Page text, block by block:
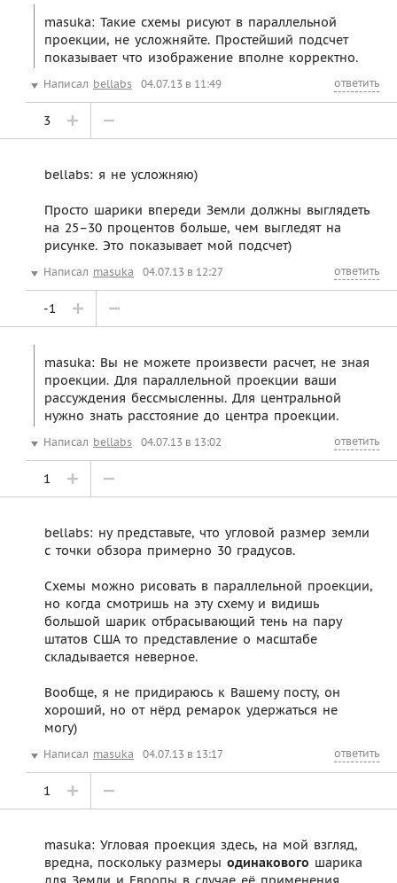
masuka: Такие схемы рисуют в параллельной
проекции, не усложняйте. Простейший подсчет
показывает что изображение вполне корректно.
Написал bellabs 04.07.13 в 11:49 ответить
3
bellabs: я не усложняю)
Просто шарики впереди Земли должны выглядеть
на 25–30 процентов больше, чем выгледят на
рисунке. Это показывает мой подсчет)
Написал masuka 04.07.13 в 12:27 ответить
-1
masuka: Вы не можете произвести расчет, не зная
проекции. Для параллельной проекции ваши
рассуждения бессмысленны. Для центральной
нужно знать расстояние до центра проекции.
Написал bellabs 04.07.13 в 13:02 ответить
1
bellabs: ну представьте, что угловой размер земли
с точки обзора примерно 30 градусов.
Схемы можно рисовать в параллельной проекции,
но когда смотришь на эту схему и видишь
большой шарик отбрасывающий тень на пару
штатов США то представление о масштабе
складывается неверное.
Вообще, я не придираюсь к Вашему посту, он
хороший, но от нёрд ремарок удержаться не
могу)
Написал masuka 04.07.13 в 13:17 ответить
1
masuka: Угловая проекция здесь, на мой взгляд,
вредна, поскольку размеры одинакового шарика